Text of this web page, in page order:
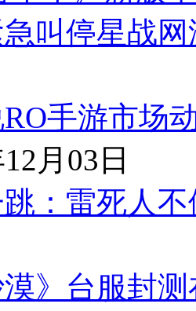
叫停星战
手游市场
月03日
：雷死人
漠》台服封